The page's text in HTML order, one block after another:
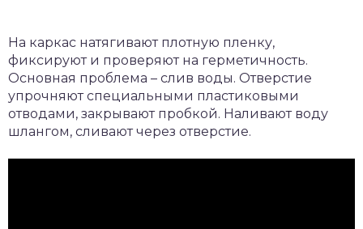
На каркас натягивают плотную пленку,
фиксируют и проверяют на герметичность.
Основная проблема – слив воды. Отверстие
упрочняют специальными пластиковыми
отводами, закрывают пробкой. Наливают воду
шлангом, сливают через отверстие.